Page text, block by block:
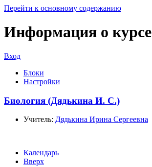
Перейти к основному содержанию
Информация о курсе
Вход
Блоки
Настройки
Биология (Дядькина И. С.)
Учитель: Дядькина Ирина Сергеевна
Календарь
Вверх